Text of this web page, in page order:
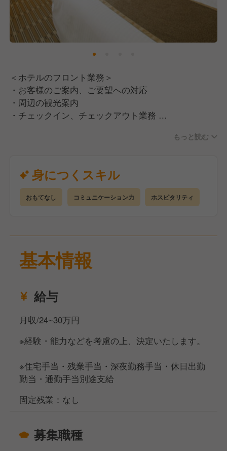
＜ホテルのフロント業務＞
・お客様のご案内、ご要望への対応
・周辺の観光案内
・チェックイン、チェックアウト業務
使用しています。
NEHOPS未経験の方には丁寧にお教えします。）
・売上管理
・朝食及びランチのサービスもあり
さかもん)食材にもこだわった60種類以上の豊富なお
料理をご用意してお客様の素敵な1日のスタートをサ
【様々なキャリアパスをご用意！】
フロントスタッフからスタートし、
また、ホテル運営会社ならでは、の、本社にて新規開
もっと読む
身につくスキル
おもてなし コミュニケーション力 ホスピタリティ
基本情報
給与
月収/24~30万円
※経験・能力などを考慮の上、決定いたします。
※住宅手当・残業手当・深夜勤務手当・休日出勤
勤当・通勤手当別途支給
固定残業：なし
募集職種